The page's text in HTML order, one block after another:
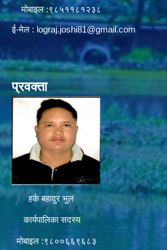
मोबाइल :९८५११८१२३८
ई-मेल : lograj.joshi81@gmail.com
प्रवक्ता
हर्क बहादुर भुल
कार्यपालिका सदस्य
मोबाइल :९८००६६९६८३